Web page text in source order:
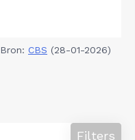
Bron: CBS (28-01-2026)
Filters